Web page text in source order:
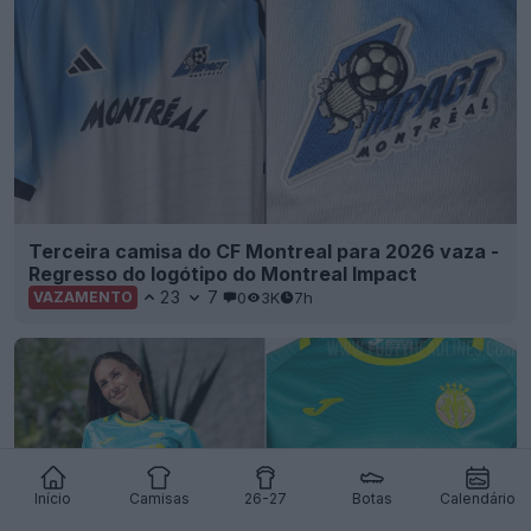
Início Camisas 26-27 Botas Calendário
Terceira camisa do CF Montreal para 2026 vaza -
Regresso do logótipo do Montreal Impact
VAZAMENTO 23 7 0 3K 7h